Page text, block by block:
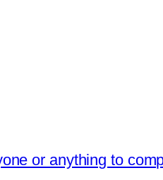
or anything to